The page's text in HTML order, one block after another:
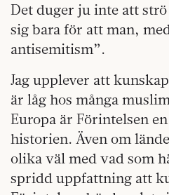
Det duger ju inte att
sig bara för att man,
antisemitism”.
Jag upplever att
är låg hos många
Europa är Förintelsen
historien. Även om
olika väl med vad som
spridd uppfattning att